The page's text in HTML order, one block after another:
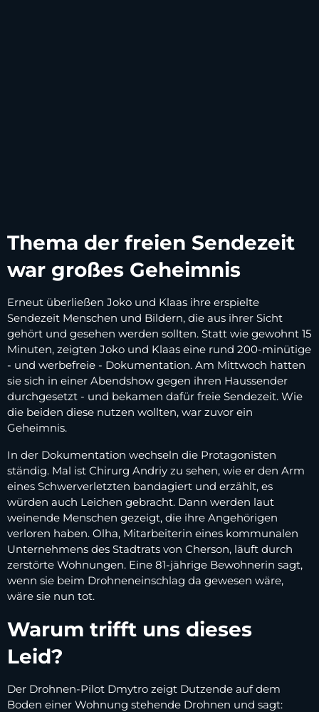
Thema der freien Sendezeit
war großes Geheimnis
Erneut überließen Joko und Klaas ihre erspielte
Sendezeit Menschen und Bildern, die aus ihrer Sicht
gehört und gesehen werden sollten. Statt wie gewohnt 15
Minuten, zeigten Joko und Klaas eine rund 200-minütige
- und werbefreie - Dokumentation. Am Mittwoch hatten
sie sich in einer Abendshow gegen ihren Haussender
durchgesetzt - und bekamen dafür freie Sendezeit. Wie
die beiden diese nutzen wollten, war zuvor ein
Geheimnis.
In der Dokumentation wechseln die Protagonisten
ständig. Mal ist Chirurg Andriy zu sehen, wie er den Arm
eines Schwerverletzten bandagiert und erzählt, es
würden auch Leichen gebracht. Dann werden laut
weinende Menschen gezeigt, die ihre Angehörigen
verloren haben. Olha, Mitarbeiterin eines kommunalen
Unternehmens des Stadtrats von Cherson, läuft durch
zerstörte Wohnungen. Eine 81-jährige Bewohnerin sagt,
wenn sie beim Drohneneinschlag da gewesen wäre,
wäre sie nun tot.
Warum trifft uns dieses
Leid?
Der Drohnen-Pilot Dmytro zeigt Dutzende auf dem
Boden einer Wohnung stehende Drohnen und sagt: